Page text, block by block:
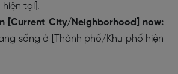
tại].
[Current City/Neighborhood] now:
sống ở [Thành phố/Khu phố hiện